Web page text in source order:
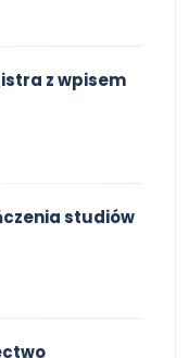
z wpisem
studiów